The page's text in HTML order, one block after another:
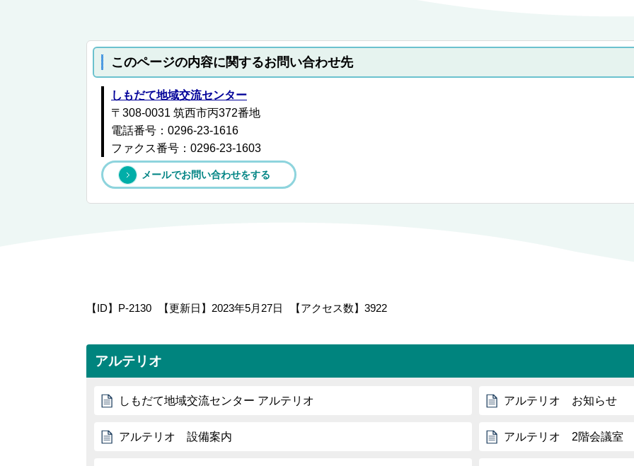
このページの内容に関するお問い合わせ先
しもだて地域交流センター
〒308-0031 筑西市丙372番地
電話番号：0296-23-1616
ファクス番号：0296-23-1603
メールでお問い合わせをする
【ID】 P-2130 【更新日】 2023年5月27日 【アクセス数】 3922
アルテリオ
しもだて地域交流センター アルテリオ アルテリオ お知らせ
アルテリオ 設備案内 アルテリオ 2階会議室